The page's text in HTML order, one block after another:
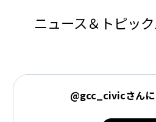
ニュース＆トピッ
@gcc_civicさんに